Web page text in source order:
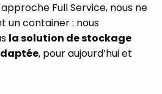
Full Service, nous ne
un container : nous
la solution de stockage
, pour aujourd’hui et